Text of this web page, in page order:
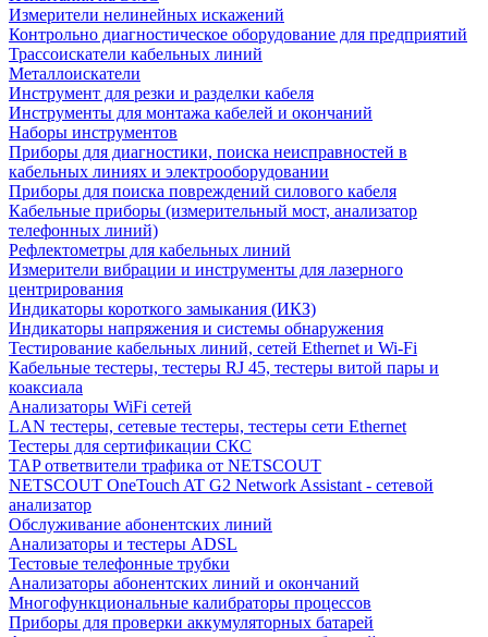
Измерители нелинейных искажений
Контрольно диагностическое оборудование для предприятий
Трассоискатели кабельных линий
Металлоискатели
Инструмент для резки и разделки кабеля
Инструменты для монтажа кабелей и окончаний
Наборы инструментов
Приборы для диагностики, поиска неисправностей в
кабельных линиях и электрооборудовании
Приборы для поиска повреждений силового кабеля
Кабельные приборы (измерительный мост, анализатор
телефонных линий)
Рефлектометры для кабельных линий
Измерители вибрации и инструменты для лазерного
центрирования
Индикаторы короткого замыкания (ИКЗ)
Индикаторы напряжения и системы обнаружения
Тестирование кабельных линий, сетей Ethernet и Wi-Fi
Кабельные тестеры, тестеры RJ 45, тестеры витой пары и
коаксиала
Анализаторы WiFi сетей
LAN тестеры, сетевые тестеры, тестеры сети Ethernet
Тестеры для сертификации СКС
TAP ответвители трафика от NETSCOUT
NETSCOUT OneTouch AT G2 Network Assistant - сетевой
анализатор
Обслуживание абонентских линий
Анализаторы и тестеры ADSL
Тестовые телефонные трубки
Анализаторы абонентских линий и окончаний
Многофункциональные калибраторы процессов
Приборы для проверки аккумуляторных батарей